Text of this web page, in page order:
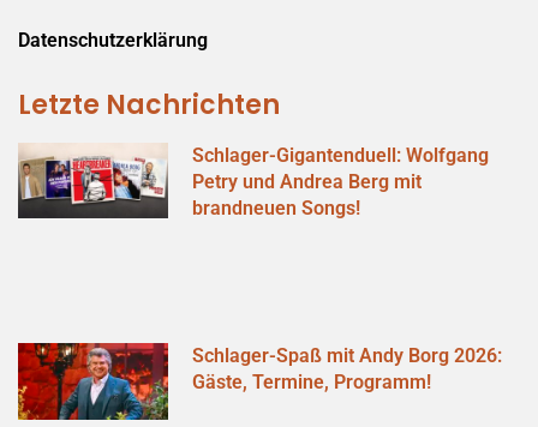
Datenschutzerklärung
Letzte Nachrichten
Schlager-Gigantenduell: Wolfgang
Petry und Andrea Berg mit
brandneuen Songs!
Schlager-Spaß mit Andy Borg 2026:
Gäste, Termine, Programm!